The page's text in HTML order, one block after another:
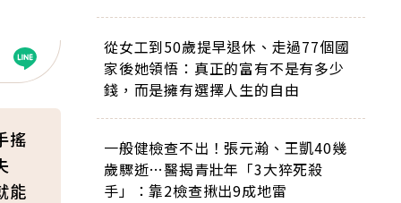
搖
能
從女工到50歲提早退休、走過77個國
家後她領悟：真正的富有不是有多少
錢，而是擁有選擇人生的自由
一般健檢查不出！張元瀚、王凱40幾
歲驟逝…醫揭青壯年「3大猝死殺
手」：靠2檢查揪出9成地雷